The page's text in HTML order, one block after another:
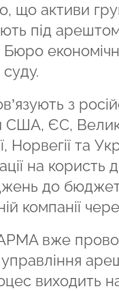
що активи
під
Бюро
з
США, ЄС,
Норвегії та
на
до
компанії
вже
управління
виходить